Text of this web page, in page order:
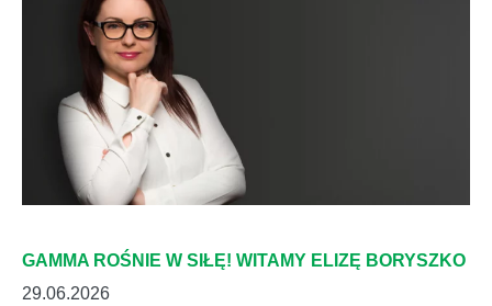
GAMMA ROŚNIE W SIŁĘ! WITAMY ELIZĘ BORYSZKO
29.06.2026